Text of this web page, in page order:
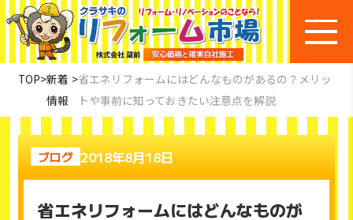
TOP>新着
情報
>省エネリフォームにはどんなものがあるの？メリッ
トや事前に知っておきたい注意点を解説
ブログ 2018年8月18日
省エネリフォームにはどんなものが